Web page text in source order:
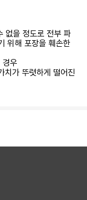
없을 정도로 전부 파
위해 포장을 훼손한
경우
치가 뚜렷하게 떨어진